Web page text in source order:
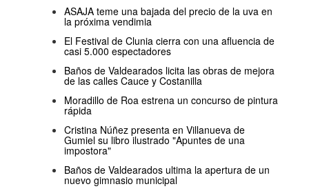
ASAJA teme una bajada del precio de la uva en
la próxima vendimia
El Festival de Clunia cierra con una afluencia de
casi 5.000 espectadores
Baños de Valdearados licita las obras de mejora
de las calles Cauce y Costanilla
Moradillo de Roa estrena un concurso de pintura
rápida
Cristina Núñez presenta en Villanueva de
Gumiel su libro ilustrado "Apuntes de una
impostora"
Baños de Valdearados ultima la apertura de un
nuevo gimnasio municipal